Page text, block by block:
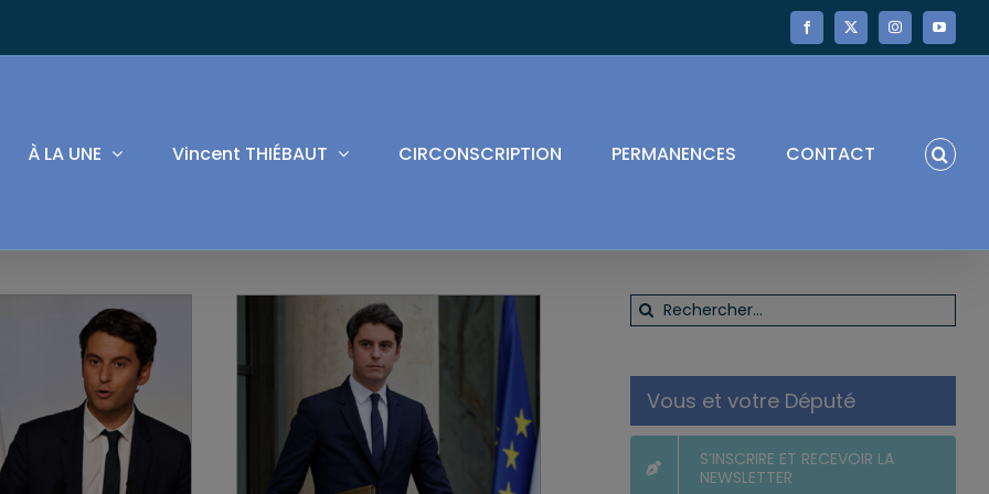
Facebook
X InstagramYouTube
À LA UNE Vincent THIÉBAUT CIRCONSCRIPTION PERMANENCES CONTACT
Rechercher:
Vous et votre Député
S’INSCRIRE ET RECEVOIR LA
NEWSLETTER